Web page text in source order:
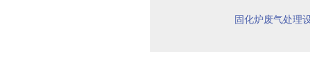
固化炉废气处理